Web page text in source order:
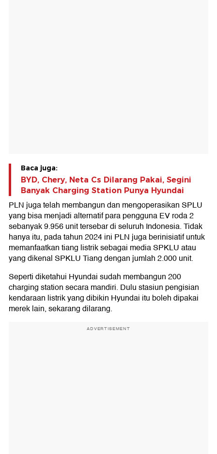
Baca juga:
BYD, Chery, Neta Cs Dilarang Pakai, Segini
Banyak Charging Station Punya Hyundai
PLN juga telah membangun dan mengoperasikan SPLU
yang bisa menjadi alternatif para pengguna EV roda 2
sebanyak 9.956 unit tersebar di seluruh Indonesia. Tidak
hanya itu, pada tahun 2024 ini PLN juga berinisiatif untuk
memanfaatkan tiang listrik sebagai media SPKLU atau
yang dikenal SPKLU Tiang dengan jumlah 2.000 unit.
Seperti diketahui Hyundai sudah membangun 200
charging station secara mandiri. Dulu stasiun pengisian
kendaraan listrik yang dibikin Hyundai itu boleh dipakai
merek lain, sekarang dilarang.
ADVERTISEMENT